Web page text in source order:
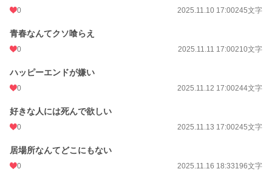
0 2025.11.10 17:00245文字
青春なんてクソ喰らえ
0 2025.11.11 17:00210文字
ハッピーエンドが嫌い
0 2025.11.12 17:00244文字
好きな人には死んで欲しい
0 2025.11.13 17:00245文字
居場所なんてどこにもない
0 2025.11.16 18:33196文字